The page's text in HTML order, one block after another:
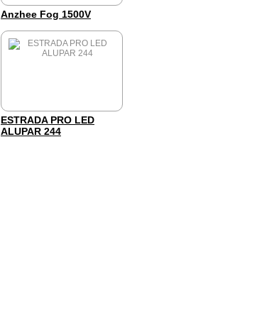
Anzhee Fog 1500V
ESTRADA PRO LED
ALUPAR 244